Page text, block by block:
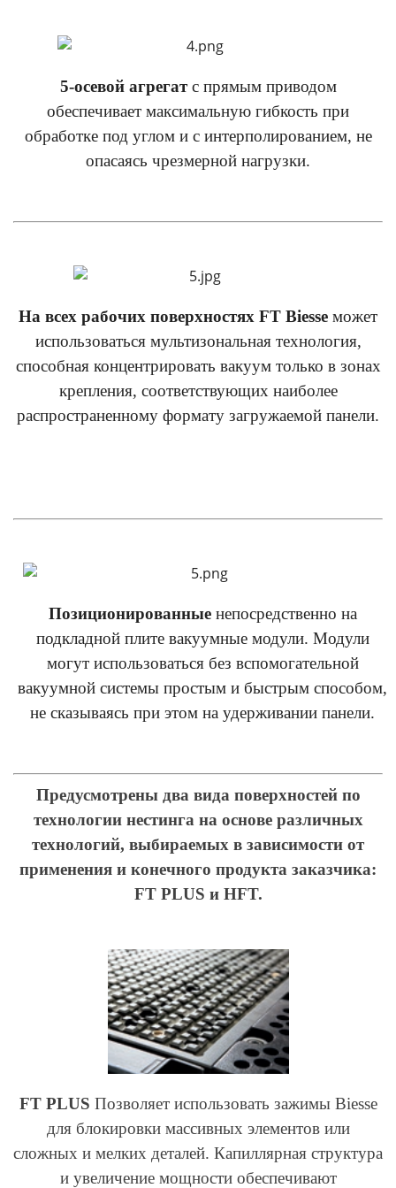
5-осевой агрегатс прямым приводом
обеспечивает максимальную гибкость при
обработке под углом и с интерполированием, не
опасаясь чрезмерной нагрузки.
На всех рабочих поверхностях FT Biesse может
использоваться мультизональная технология,
способная концентрировать вакуум только в зонах
крепления, соответствующих наиболее
распространенному формату загружаемой панели.
Позиционированныенепосредственно на
подкладной плите вакуумные модули. Модули
могут использоваться без вспомогательной
вакуумной системы простым и быстрым способом,
не сказываясь при этом на удерживании панели.
Предусмотрены два вида поверхностей по
технологии нестинга на основе различных
технологий, выбираемых в зависимости от
применения и конечного продукта заказчика:
FT PLUS и HFT.
FT PLUS Позволяет использовать зажимы Biesse
для блокировки массивных элементов или
сложных и мелких деталей. Капиллярная структура
и увеличение мощности обеспечивают